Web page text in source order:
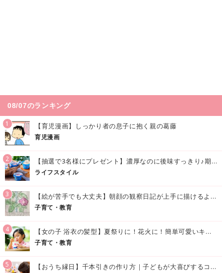
08/07のランキング
1 【育児漫画】しっかり者の息子に抱く親の葛藤
育児漫画
2 【抽選で3名様にプレゼント】濃厚なのに後味すっきり♪期間限定の「メイトーのなめらかプリン カルピス®入りソース」で夏を味わおう！
ライフスタイル
3 【絵が苦手でも大丈夫】朝顔の観察日記が上手に描けるようになる方法｜イラスト付き
子育て・教育
4 【女の子 浴衣の髪型】夏祭りに！花火に！簡単可愛いキッズの浴衣ヘアアレンジまとめ
子育て・教育
5 【おうち縁日】千本引きの作り方｜子どもが大喜びするコツやアイデア♪